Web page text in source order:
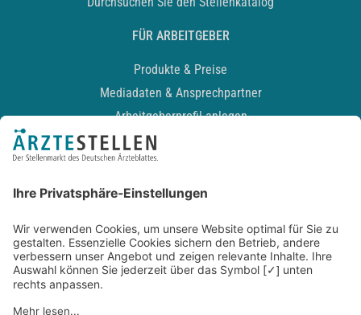
FÜR ARBEITGEBER
Produkte & Preise
Mediadaten & Ansprechpartner
Arbeitgeberprofil anlegen
Recruiting-Podcast
Kontakt
Datenschutz
Newsletter